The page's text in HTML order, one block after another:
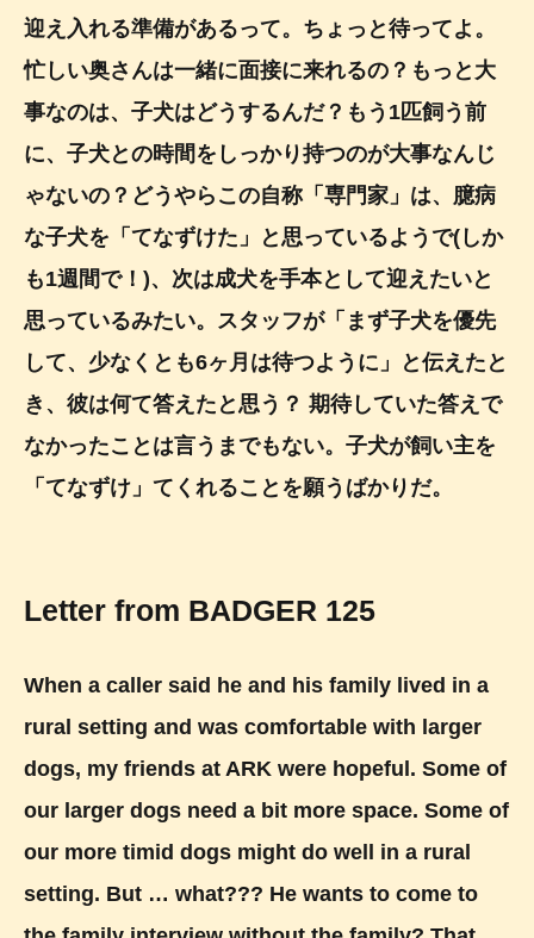
迎え入れる準備があるって。ちょっと待ってよ。
忙しい奥さんは一緒に面接に来れるの？もっと大
事なのは、子犬はどうするんだ？もう1匹飼う前
に、子犬との時間をしっかり持つのが大事なんじ
ゃないの？どうやらこの自称「専門家」は、臆病
な子犬を「てなずけた」と思っているようで(しか
も1週間で！)、次は成犬を手本として迎えたいと
思っているみたい。スタッフが「まず子犬を優先
して、少なくとも6ヶ月は待つように」と伝えたと
き、彼は何て答えたと思う？ 期待していた答えで
なかったことは言うまでもない。子犬が飼い主を
「てなずけ」てくれることを願うばかりだ。
Letter from BADGER 125
When a caller said he and his family lived in a
rural setting and was comfortable with larger
dogs, my friends at ARK were hopeful. Some of
our larger dogs need a bit more space. Some of
our more timid dogs might do well in a rural
setting. But … what??? He wants to come to